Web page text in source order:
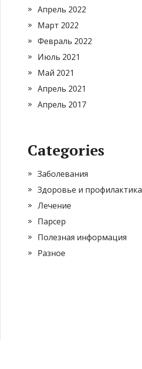
Апрель 2022
Март 2022
Февраль 2022
Июль 2021
Май 2021
Апрель 2021
Апрель 2017
Categories
Заболевания
Здоровье и профилактика
Лечение
Парсер
Полезная информация
Разное